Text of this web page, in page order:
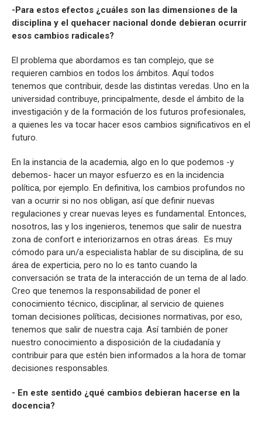
-Para estos efectos ¿cuáles son las dimensiones de la
disciplina y el quehacer nacional donde debieran ocurrir
esos cambios radicales?
El problema que abordamos es tan complejo, que se
requieren cambios en todos los ámbitos. Aquí todos
tenemos que contribuir, desde las distintas veredas. Uno en la
universidad contribuye, principalmente, desde el ámbito de la
investigación y de la formación de los futuros profesionales,
a quienes les va tocar hacer esos cambios significativos en el
futuro.
En la instancia de la academia, algo en lo que podemos -y
debemos- hacer un mayor esfuerzo es en la incidencia
política, por ejemplo. En definitiva, los cambios profundos no
van a ocurrir si no nos obligan, así que definir nuevas
regulaciones y crear nuevas leyes es fundamental. Entonces,
nosotros, las y los ingenieros, tenemos que salir de nuestra
zona de confort e interiorizarnos en otras áreas. Es muy
cómodo para un/a especialista hablar de su disciplina, de su
área de experticia, pero no lo es tanto cuando la
conversación se trata de la interacción de un tema de al lado.
Creo que tenemos la responsabilidad de poner el
conocimiento técnico, disciplinar, al servicio de quienes
toman decisiones políticas, decisiones normativas, por eso,
tenemos que salir de nuestra caja. Así también de poner
nuestro conocimiento a disposición de la ciudadanía y
contribuir para que estén bien informados a la hora de tomar
decisiones responsables.
- En este sentido ¿qué cambios debieran hacerse en la
docencia?